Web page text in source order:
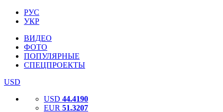
РУС
УКР
ВИДЕО
ФОТО
ПОПУЛЯРНЫЕ
СПЕЦПРОЕКТЫ
USD
USD 44.4190
EUR 51.3207